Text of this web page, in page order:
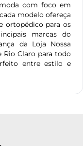
com foco em
modelo ofereça
ortopédico para os
marcas do
da Loja Nossa
Rio Claro para todo
entre estilo e